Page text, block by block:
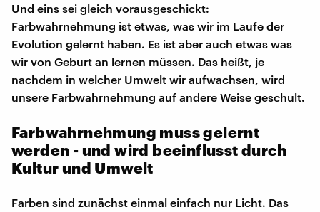
Und eins sei gleich vorausgeschickt:
Farbwahrnehmung ist etwas, was wir im Laufe der
Evolution gelernt haben. Es ist aber auch etwas was
wir von Geburt an lernen müssen. Das heißt, je
nachdem in welcher Umwelt wir aufwachsen, wird
unsere Farbwahrnehmung auf andere Weise geschult.
Farbwahrnehmung muss gelernt
werden - und wird beeinflusst durch
Kultur und Umwelt
Farben sind zunächst einmal einfach nur Licht. Das